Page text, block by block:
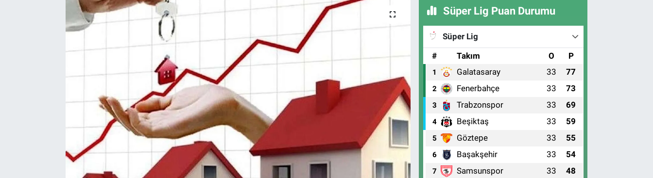
Süper Lig Puan Durumu
Süper Lig
#
Takım O P
1 Galatasaray 33 77
2 Fenerbahçe 33 73
3 Trabzonspor 33 69
4 Beşiktaş 33 59
5 Göztepe 33 55
6 Başakşehir 33 54
7 Samsunspor 33 48